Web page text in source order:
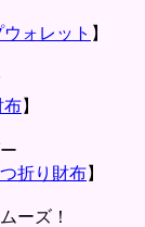
ォレット 】
布】
折り財布】
ーズ！